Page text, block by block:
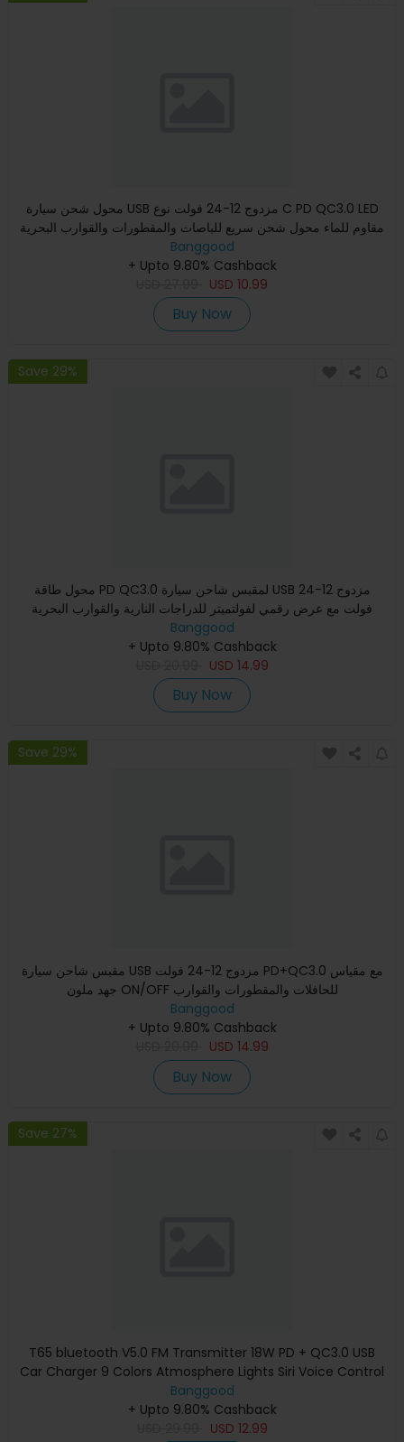
محول شحن سيارة USB مزدوج 12-24 فولت نوع C PD QC3.0 LED
مقاوم للماء محول شحن سريع للباصات والمقطورات والقوارب البحرية
Banggood
+ Upto 9.80% Cashback
USD 10.99
Buy Now
Save 29%
محول طاقة PD QC3.0 لمقبس شاحن سيارة USB مزدوج 12-24
فولت مع عرض رقمي لفولتميتر للدراجات النارية والقوارب البحرية
والشاحن
Banggood
+ Upto 9.80% Cashback
USD 14.99
Buy Now
Save 29%
مقبس شاحن سيارة USB مزدوج 12-24 فولت PD+QC3.0 مع مقياس
جهد ملون ON/OFF للحافلات والمقطورات والقوارب
Banggood
+ Upto 9.80% Cashback
USD 14.99
Buy Now
Save 27%
T65 bluetooth V5.0 FM Transmitter 18W PD + QC3.0 USB
Car Charger 9 Colors Atmosphere Lights Siri Voice Control
Hands-fre
Banggood
+ Upto 9.80% Cashback
USD 12.99